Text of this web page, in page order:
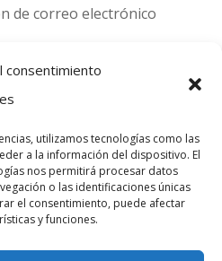
consentimiento
utilizamos tecnologías como las
a la información del dispositivo. El
nos permitirá procesar datos
o las identificaciones únicas
el consentimiento, puede afectar
y funciones.
de correo electrónico
pueden ampliar